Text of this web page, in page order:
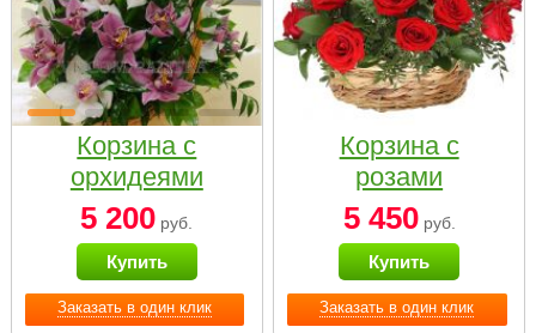
Заказать в один клик
Корзина с
орхидеями
малая
5 200 руб.
Купить
Заказать в один клик
Корзина с
розами
«Красный
Париж»
5 450руб.
Купить